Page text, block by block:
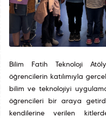
Bilim Fatih Teknoloji
öğrencilerin katılımıyla
bilim ve teknolojiyi
öğrencileri bir araya
kendilerine verilen